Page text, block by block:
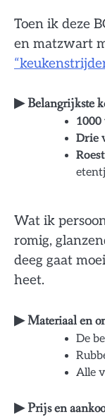
Toen ik deze
en matzwart
▶ Belangrijkste
Drie
Wat ik
romig,
deeg gaat
heet.
▶ Materiaal en
De
Alle
▶ Prijs en